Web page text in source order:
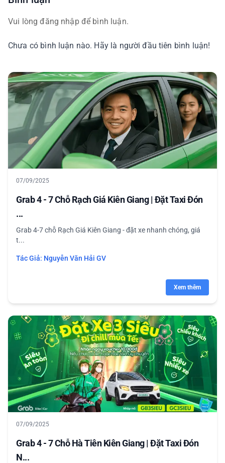
Vui lòng đăng nhập để bình luận.
Chưa có bình luận nào. Hãy là người đầu tiên bình luận!
07/09/2025
Grab 4 - 7 Chỗ Rạch Giá Kiên Giang | Đặt Taxi Đón
...
Grab 4-7 chỗ Rạch Giá Kiên Giang - đặt xe nhanh chóng, giá
t...
Tác Giả: Nguyễn Văn Hải GV
Xem thêm
07/09/2025
Grab 4 - 7 Chỗ Hà Tiên Kiên Giang | Đặt Taxi Đón
N...